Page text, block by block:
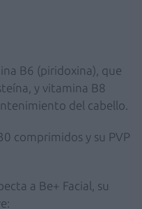
B6 (piridoxina), que
y vitamina B8
del cabello.
comprimidos y su PVP
a Be+ Facial, su